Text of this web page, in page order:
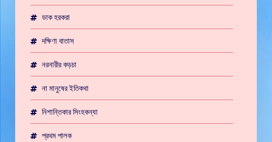
ডাক হরকরা
দক্ষিণা বাতাস
নরনারীর কড়চা
না মানুষের ইতিকথা
নিশান্তিকার সিংহকন্যা
প্রথম পালক